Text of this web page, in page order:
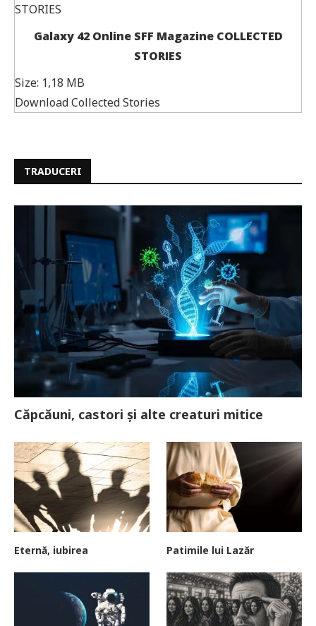
Galaxy 42 Online SFF Magazine COLLECTED
STORIES
Size: 1,18 MB
Download Collected Stories
TRADUCERI
Căpcăuni, castori și alte creaturi mitice
Eternă, iubirea Patimile lui Lazăr